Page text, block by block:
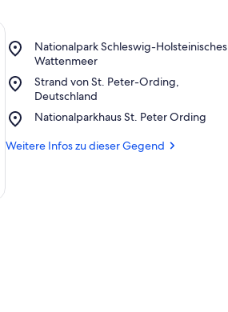
Nationalpark Schleswig-Holsteinisches
Wattenmeer
Place,
Nationalpark
Schleswig-
Holsteinisches
Wattenmeer
Strand von St. Peter-Ording,
Deutschland
Place,
Strand
von
St.
Peter-
Ording,
Nationalparkhaus St. Peter Ording
Place,
St.
Weitere Infos zu dieser Gegend